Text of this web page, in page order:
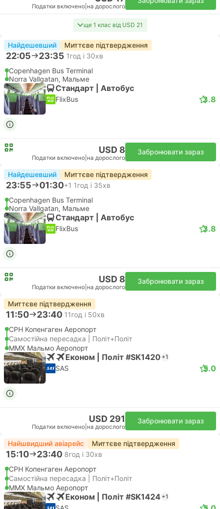
Податки включено на дорослого
ще 1 клас від USD 21
Найдешевший Миттєве підтвердження
22:05 23:35 1год і 30хв
Copenhagen Bus Terminal
Norra Vallgatan, Мальме
Стандарт | Автобус
FlixBus 3.8
USD 8
Податки включено на дорослого
Забронювати зараз
Найдешевший Миттєве підтвердження
23:55 01:30+1 1год і 35хв
Copenhagen Bus Terminal
Norra Vallgatan, Мальме
Стандарт | Автобус
FlixBus 3.8
USD 8
Податки включено на дорослого
Забронювати зараз
Миттєве підтвердження
11:50 23:40 11год і 50хв
CPH Копенгаген Аеропорт
Самостійна пересадка | Політ+Політ
MMX Мальмо Аеропорт
Економ | Політ #SK1420 +1
SAS 5.0
USD 291
Податки включено на дорослого
Забронювати зараз
Найшвидший авіарейс Миттєве підтвердження
15:10 23:40 8год і 30хв
CPH Копенгаген Аеропорт
Самостійна пересадка | Політ+Політ
MMX Мальмо Аеропорт
Економ | Політ #SK1424 +1